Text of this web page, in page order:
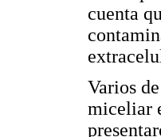
cuenta
Varios
miceliar